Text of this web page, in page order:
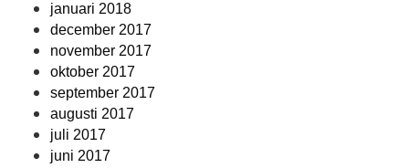
januari 2018
december 2017
november 2017
oktober 2017
september 2017
augusti 2017
juli 2017
juni 2017